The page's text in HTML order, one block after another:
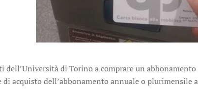
di Torino a comprare un
acquisto dell’abbonamento annuale o plurimensile